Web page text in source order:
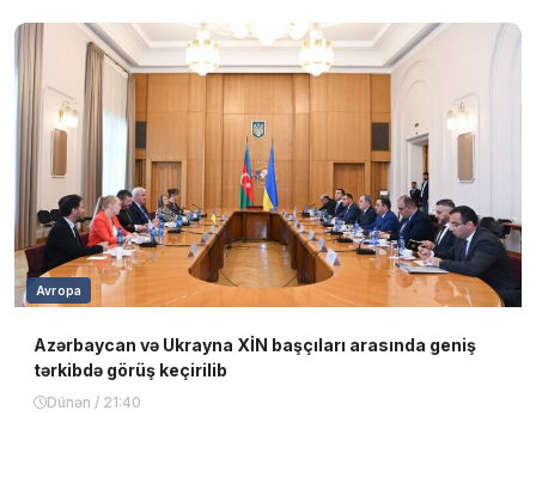
Avropa
Azərbaycan və Ukrayna XİN başçıları arasında geniş
tərkibdə görüş keçirilib
Dünən / 21:40